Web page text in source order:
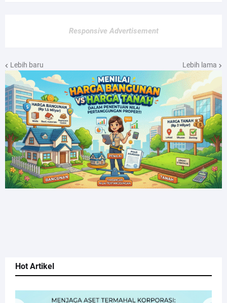
Hot Artikel
Responsive Advertisement
Lebih baru Lebih lama